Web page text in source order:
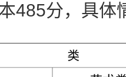
485分，具体